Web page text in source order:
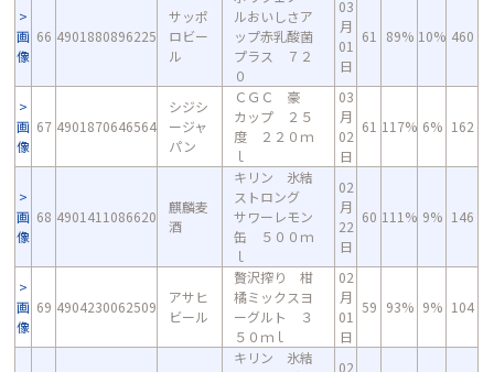
画
像
66 4901880896225
サッポ
ロビー
ル
ルおいしさア
ップ赤乳酸菌
プラス ７２
０
03
月
01
日
61 89% 10% 460
画
像
67 4901870646564
シジシ
ージャ
パン
ＣＧＣ 豪
カップ ２５
度 ２２０ｍ
ｌ
03
月
02
日
61 117% 6% 162
画
像
68 4901411086620
麒麟麦
酒
キリン 氷結
ストロング
サワーレモン
缶 ５００ｍ
ｌ
02
月
22
日
60 111% 9% 146
画
像
69 4904230062509
アサヒ
ビール
贅沢搾り 柑
橘ミックスヨ
ーグルト ３
５０ｍｌ
02
月
01
日
59 93% 9% 104
キリン 氷結
02